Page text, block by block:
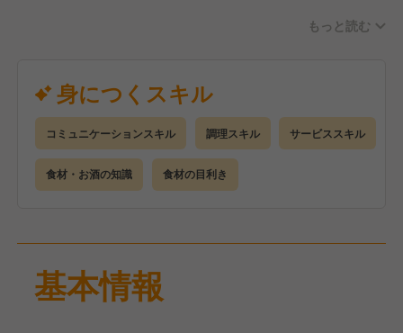
お客様やスタッフとのコミュニケーションを楽しみな
ひとりに喜んでもらえるような柔軟なサービス提供を
お願いします！
弊社はスタッフの働きやすさを大切にしており、福利
厚生が充実してます。
社員の平均在籍年数は7年以上と、離職率が非常に低
もっと読む
身につくスキル
コミュニケーションスキル 調理スキル サービススキル
食材・お酒の知識 食材の目利き
基本情報